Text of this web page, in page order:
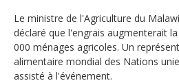
Le ministre de l'Agriculture du
déclaré que l'engrais augmenterait
000 ménages agricoles. Un
alimentaire mondial des Nations
assisté à l'événement.